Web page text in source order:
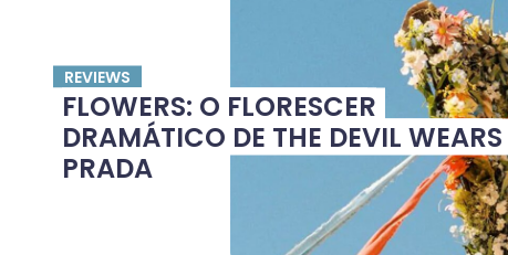
REVIEWS
FLOWERS: O FLORESCER
DRAMÁTICO DE THE DEVIL WEARS
PRADA